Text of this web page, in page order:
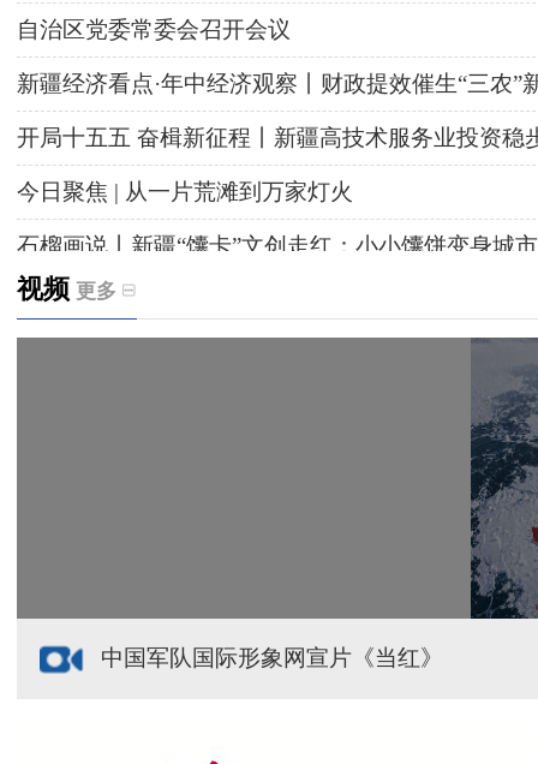
自治区党委常委会召开会议
新疆经济看点·年中经济观察丨财政提效催生“三农”
开局十五五 奋楫新征程丨新疆高技术服务业投资稳
今日聚焦 | 从一片荒滩到万家灯火
石榴画说丨新疆“馕卡”文创走红：小小馕饼变身城
天山观察丨暑期AI研学热，孩子们究竟学到什么
视频 更多
中国军队国际形象网宣片《当红》